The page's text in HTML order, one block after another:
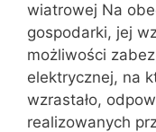
wiatrowej Na
gospodarki, jej
możliwości
elektrycznej, na
wzrastało,
realizowanych